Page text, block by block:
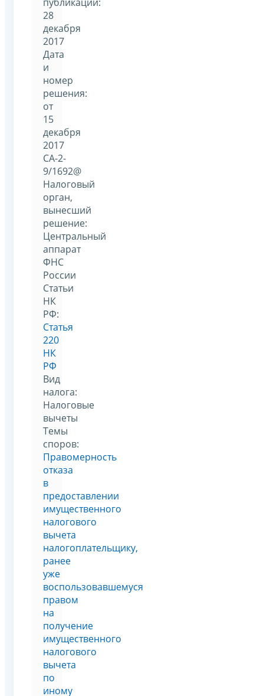
28
декабря
2017
Дата
и
номер
решения:
от
15
декабря
2017
СА-2-
9/1692@
Налоговый
орган,
вынесший
решение:
Центральный
аппарат
ФНС
России
Статьи
НК
РФ:
Статья
220
НК
РФ
Вид
налога:
Налоговые
вычеты
Темы
споров:
Правомерность
отказа
в
предоставлении
имущественного
налогового
вычета
налогоплательщику,
ранее
уже
воспользовавшемуся
правом
на
получение
имущественного
налогового
вычета
по
иному